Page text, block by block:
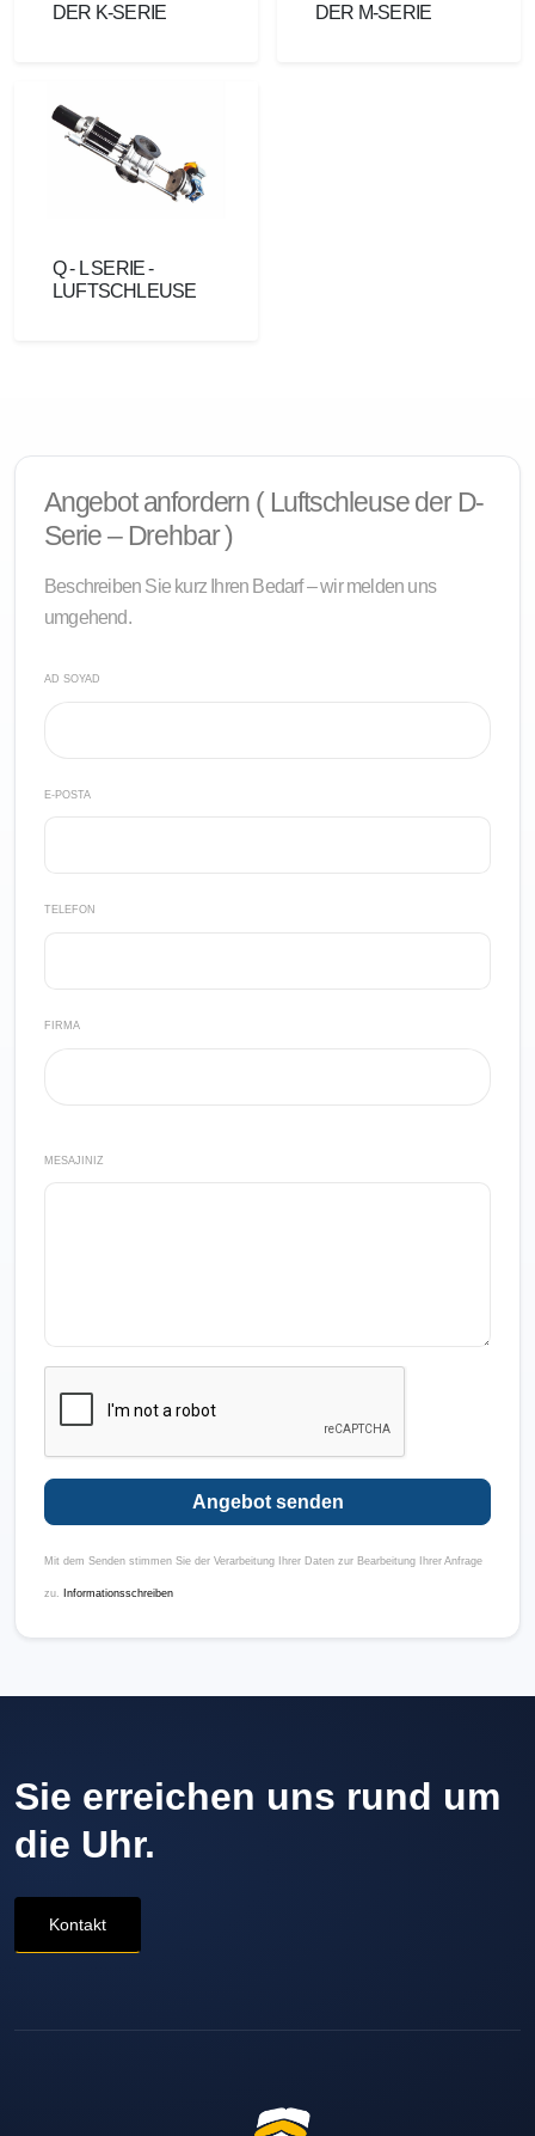
DER K-SERIE
DER M-SERIE
Q - L SERIE -
LUFTSCHLEUSE
Angebot anfordern ( Luftschleuse der D-
Serie – Drehbar )
Beschreiben Sie kurz Ihren Bedarf – wir melden uns
umgehend.
AD SOYAD
E-POSTA
TELEFON
FIRMA
MESAJINIZ
Angebot senden
Mit dem Senden stimmen Sie der Verarbeitung Ihrer Daten zur Bearbeitung Ihrer Anfrage
zu. Informationsschreiben
Sie erreichen uns rund um
die Uhr.
Kontakt